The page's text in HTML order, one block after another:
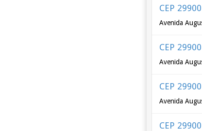
CEP
Avenida
CEP
Avenida
CEP
Avenida
CEP